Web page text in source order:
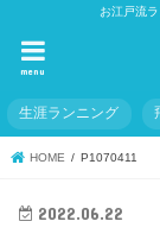
お江戸流
menu
生涯ランニング
HOME P1070411
2022.06.22